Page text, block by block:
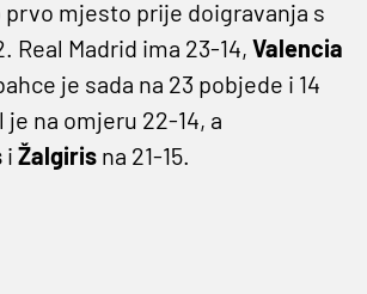
prvo mjesto prije doigravanja s
Real Madrid ima 23-14, Valencia
je sada na 23 pobjede i 14
je na omjeru 22-14, a
i Žalgiris na 21-15.